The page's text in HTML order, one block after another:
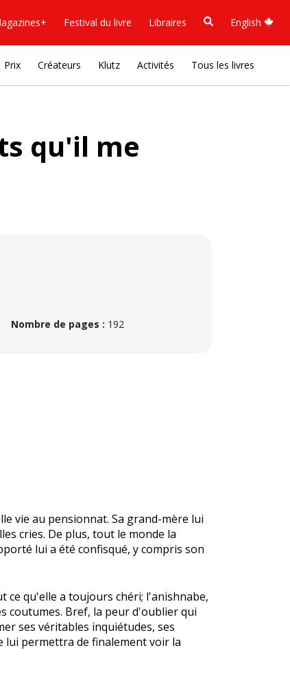
Festival du livre Libraires English
Prix Créateurs Klutz Activités Tous les livres
qu'il me
Nombre de pages : 192
vie au pensionnat. Sa grand-mère lui
cries. De plus, tout le monde la
lui a été confisqué, y compris son
ce qu'elle a toujours chéri; l'anishnabe,
coutumes. Bref, la peur d'oublier qui
ses véritables inquiétudes, ses
lui permettra de finalement voir la